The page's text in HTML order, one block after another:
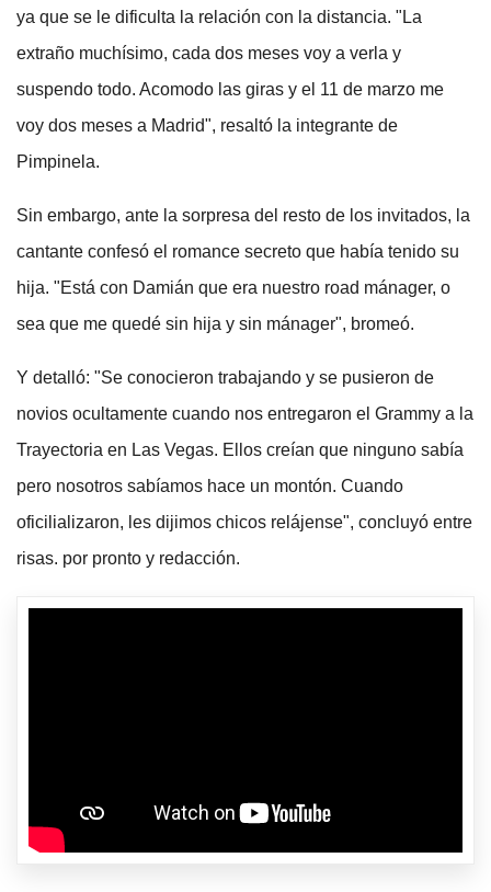
ya que se le dificulta la relación con la distancia. "La
extraño muchísimo, cada dos meses voy a verla y
suspendo todo. Acomodo las giras y el 11 de marzo me
voy dos meses a Madrid", resaltó la integrante de
Pimpinela.
Sin embargo, ante la sorpresa del resto de los invitados, la
cantante confesó el romance secreto que había tenido su
hija. "Está con Damián que era nuestro road mánager, o
sea que me quedé sin hija y sin mánager", bromeó.
Y detalló: "Se conocieron trabajando y se pusieron de
novios ocultamente cuando nos entregaron el Grammy a la
Trayectoria en Las Vegas. Ellos creían que ninguno sabía
pero nosotros sabíamos hace un montón. Cuando
oficilializaron, les dijimos chicos relájense", concluyó entre
risas. por pronto y redacción.